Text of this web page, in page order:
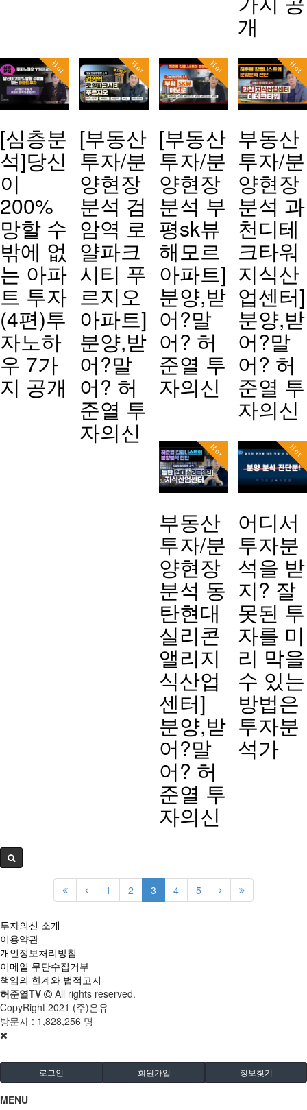
개
Hot
[심층분
석]당신
이
200%
망할 수
밖에 없
는 아파
트 투자
(4편)투
자노하
우 7가
지 공개
Hot
[부동산
투자/분
양현장
분석 검
암역 로
얄파크
시티 푸
르지오
아파트]
분양,받
어?말
어? 허
준열 투
자의신
Hot
[부동산
투자/분
양현장
분석 부
평sk뷰
해모르
아파트]
분양,받
어?말
어? 허
준열 투
자의신
Hot
부동산
투자/분
양현장
분석 과
천디테
크타워
지식산
업센터]
분양,받
어?말
어? 허
준열 투
자의신
Hot
부동산
투자/분
양현장
분석 동
탄현대
실리콘
앨리지
식산업
센터]
분양,받
어?말
어? 허
준열 투
자의신
Hot
어디서
투자분
석을 받
지? 잘
못된 투
자를 미
리 막을
수 있는
방법은
투자분
석가
1 2 3 4 5
투자의신 소개
이용약관
개인정보처리방침
이메일 무단수집거부
책임의 한계와 법적고지
허준열TV
All rights reserved.
CopyRight 2021 (주)은유
방문자 : 1,828,256 명
로그인 회원가입 정보찾기
MENU